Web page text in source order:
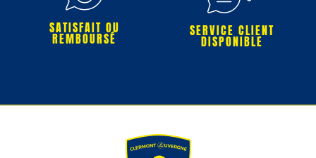
SATISFAIT OU
REMBOURSÉ SERVICE CLIENT
DISPONIBLE